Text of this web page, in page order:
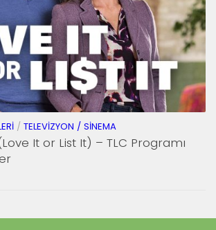
/ TELEVIZYON / SINEMA
It or List It) – TLC Programı